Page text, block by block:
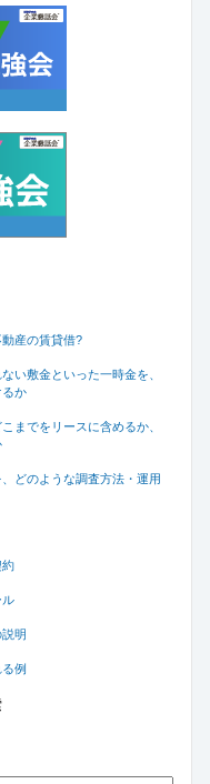
産の賃貸借?
い敷金といった一時金を、
るか
までをリースに含めるか、
どのような調査方法・運用
約
ル
明
例